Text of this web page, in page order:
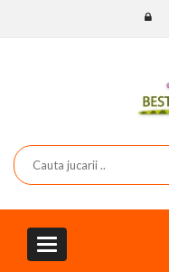
Toggle
navigation